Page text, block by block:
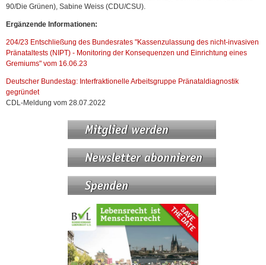
90/Die Grünen), Sabine Weiss (CDU/CSU).
Ergänzende Informationen:
204/23 Entschließung des Bundesrates "Kassenzulassung des nicht-invasiven
Pränataltests (NIPT) - Monitoring der Konsequenzen und Einrichtung eines
Gremiums" vom 16.06.23
Deutscher Bundestag: Interfraktionelle Arbeitsgruppe Pränataldiagnostik
gegründet
CDL-Meldung vom 28.07.2022